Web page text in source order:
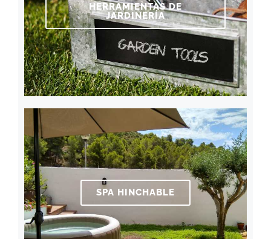
HERRAMIENTAS DE
JARDINERÍA
SPA HINCHABLE